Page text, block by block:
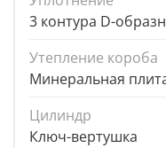
3 контура D-
Утепление короба
Минеральная
Цилиндр
Ключ-вертушка